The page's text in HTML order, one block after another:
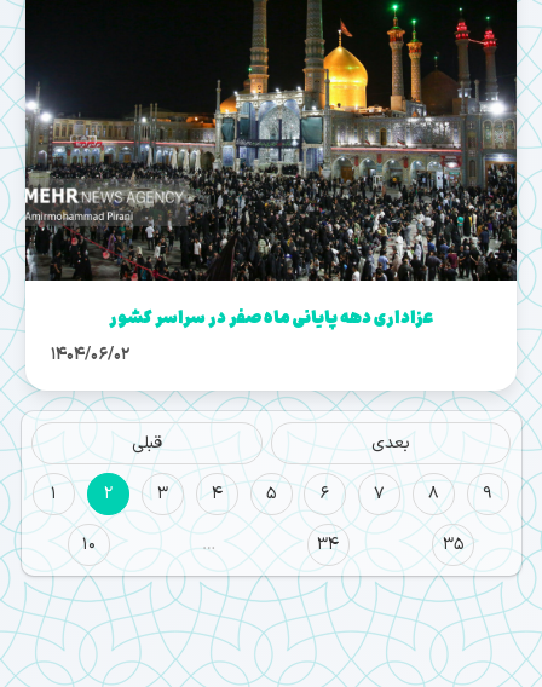
عزاداری دهه پایانی ماه صفر در سراسر کشور
1404/06/02
قبلی
بعدی
1
2 3 4 5 6 7 8
9
10
… 34 35